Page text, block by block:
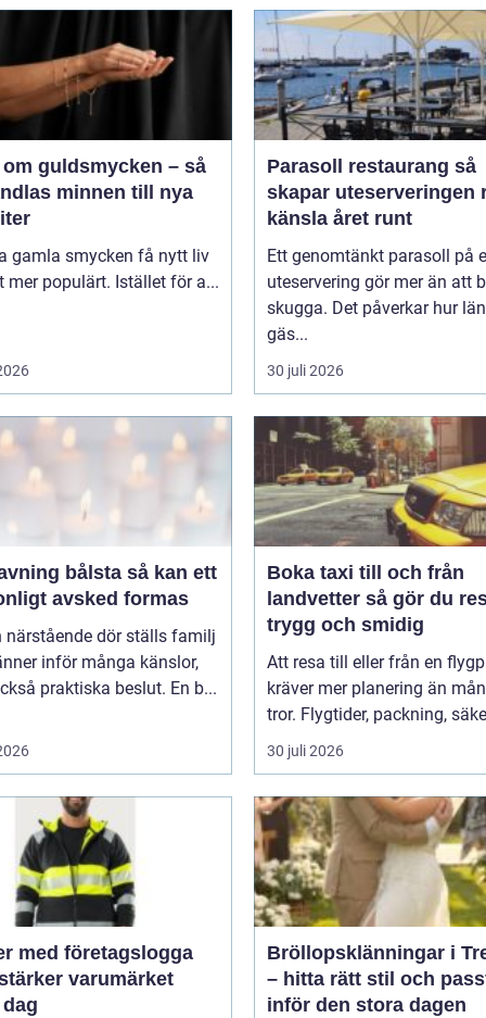
guldsmycken – så
minnen till nya
gamla smycken få nytt liv
mer populärt. Istället för a...
Parasoll restaurang så
skapar uteserveringen
känsla året runt
Ett genomtänkt parasoll på
uteservering gör mer än att
skugga. Det påverkar hur
gäs...
30 juli 2026
bålsta så kan ett
avsked formas
närstående dör ställs familj
inför många känslor,
praktiska beslut. En b...
Boka taxi till och från
landvetter så gör du resan
trygg och smidig
Att resa till eller från en
kräver mer planering än
tror. Flygtider, packning,
30 juli 2026
med företagslogga
varumärket
Bröllopsklänningar i
– hitta rätt stil och
inför den stora dagen